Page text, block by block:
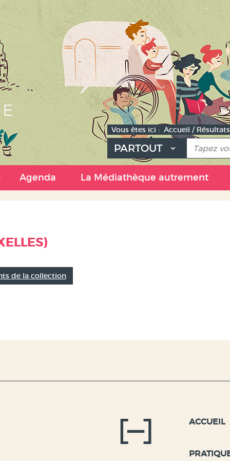
PARTOUT
Vous êtes ici : Accueil /
Agenda La Médiathèque autrement
de la collection
ACCUEIL